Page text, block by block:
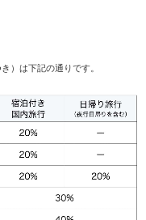
）は下記の通りです。